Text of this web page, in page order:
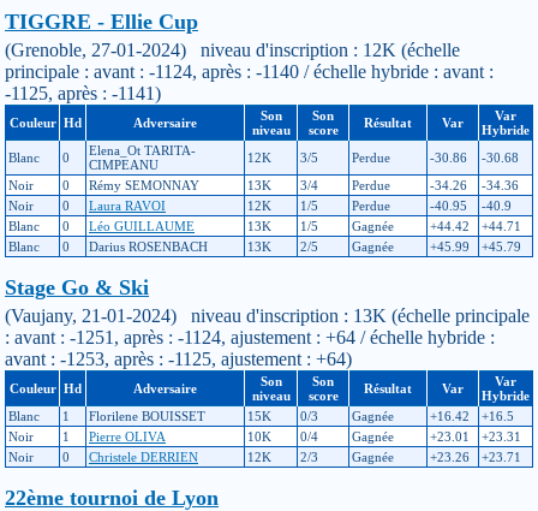
TIGGRE - Ellie Cup
(Grenoble, 27-01-2024) niveau d'inscription : 12K (échelle
principale : avant : -1124, après : -1140 / échelle hybride : avant :
-1125, après : -1141)
Couleur Hd Adversaire
Son
niveau
Son
score
Résultat Var
Var
Hybride
Blanc
0
Elena_Ot TARITA-
CIMPEANU
12K 3/5 Perdue -30.86
-30.68
Noir
0 Rémy SEMONNAY 13K 3/4 Perdue -34.26
-34.36
Noir
0 Laura RAVOI 12K 1/5 Perdue -40.95
-40.9
Blanc
0 Léo GUILLAUME 13K 1/5 Gagnée +44.42
+44.71
Blanc
0 Darius ROSENBACH 13K 2/5 Gagnée +45.99 +45.79
Stage Go & Ski
(Vaujany, 21-01-2024) niveau d'inscription : 13K (échelle principale
: avant : -1251, après : -1124, ajustement : +64 / échelle hybride :
avant : -1253, après : -1125, ajustement : +64)
Couleur Hd Adversaire
Son
niveau
Son
score
Résultat Var
Var
Hybride
Blanc
1 Florilene BOUISSET 15K 0/3 Gagnée +16.42
+16.5
Noir
1 Pierre OLIVA 10K 0/4 Gagnée +23.01
+23.31
Noir
0 Christele DERRIEN 12K 2/3 Gagnée +23.26 +23.71
22ème tournoi de Lyon